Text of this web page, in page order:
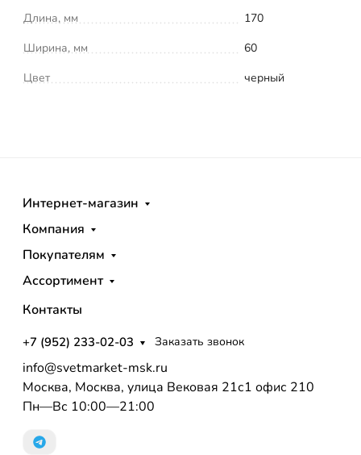
Длина, мм
170
Ширина, мм
60
Цвет
черный
Интернет-магазин
Компания
Покупателям
Ассортимент
Контакты
+7 (952) 233-02-03 Заказать звонок
info@svetmarket-msk.ru
Москва, Москва, улица Вековая 21с1 офис 210
Пн—Вс 10:00—21:00